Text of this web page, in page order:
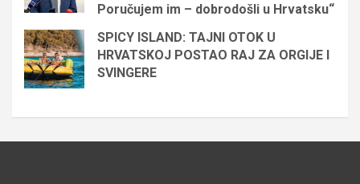
Poručujem im – dobrodošli u Hrvatsku“
SPICY ISLAND: TAJNI OTOK U
HRVATSKOJ POSTAO RAJ ZA ORGIJE I
SVINGERE